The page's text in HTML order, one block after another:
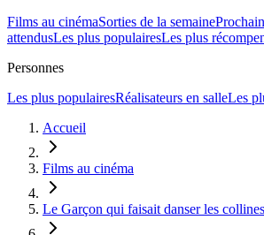
Films au cinémaSorties de la semaine
attendusLes plus populairesLes plus
Personnes
Les plus populairesRéalisateurs en salleLes
Accueil
Films au cinéma
Le Garçon qui faisait danser les collines